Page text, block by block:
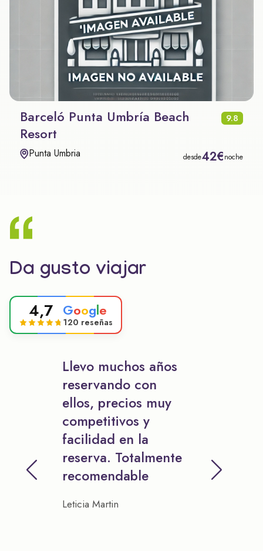
Barceló Punta Umbría Beach
Resort
9.8
Punta Umbria desde42€noche
Da gusto viajar
4,7 Google
120 reseñas
Llevo muchos años
reservando con
ellos, precios muy
competitivos y
facilidad en la
reserva. Totalmente
recomendable
Leticia Martin